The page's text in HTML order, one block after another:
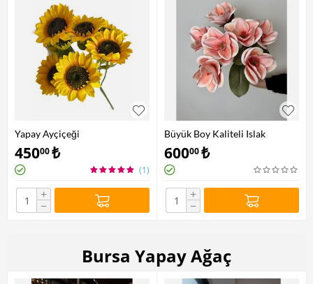
Yapay Ayçiçeği
45000₺
(1)
+
−
Büyük Boy Kaliteli Islak
Dokulu Manolya Çiçeği Pembe
60000₺
+
−
Bursa Yapay Ağaç